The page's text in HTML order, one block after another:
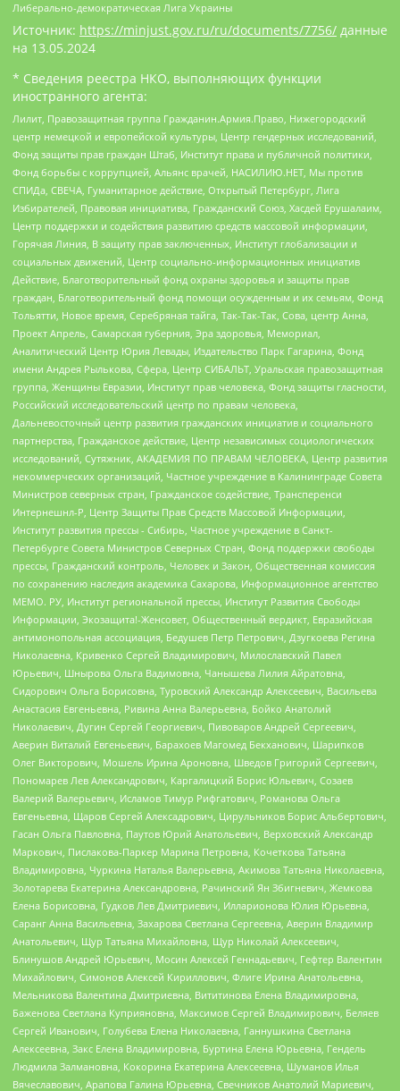
Либерально-демократическая Лига Украины
Источник: https://minjust.gov.ru/ru/documents/7756/ данные
на 13.05.2024
* Сведения реестра НКО, выполняющих функции
иностранного агента:
Лилит, Правозащитная группа Гражданин.Армия.Право, Нижегородский
центр немецкой и европейской культуры, Центр гендерных исследований,
Фонд защиты прав граждан Штаб, Институт права и публичной политики,
Фонд борьбы с коррупцией, Альянс врачей, НАСИЛИЮ.НЕТ, Мы против
СПИДа, СВЕЧА, Гуманитарное действие, Открытый Петербург, Лига
Избирателей, Правовая инициатива, Гражданский Союз, Хасдей Ерушалаим,
Центр поддержки и содействия развитию средств массовой информации,
Горячая Линия, В защиту прав заключенных, Институт глобализации и
социальных движений, Центр социально-информационных инициатив
Действие, Благотворительный фонд охраны здоровья и защиты прав
граждан, Благотворительный фонд помощи осужденным и их семьям, Фонд
Тольятти, Новое время, Серебряная тайга, Так-Так-Так, Сова, центр Анна,
Проект Апрель, Самарская губерния, Эра здоровья, Мемориал,
Аналитический Центр Юрия Левады, Издательство Парк Гагарина, Фонд
имени Андрея Рылькова, Сфера, Центр СИБАЛЬТ, Уральская правозащитная
группа, Женщины Евразии, Институт прав человека, Фонд защиты гласности,
Российский исследовательский центр по правам человека,
Дальневосточный центр развития гражданских инициатив и социального
партнерства, Гражданское действие, Центр независимых социологических
исследований, Сутяжник, АКАДЕМИЯ ПО ПРАВАМ ЧЕЛОВЕКА, Центр развития
некоммерческих организаций, Частное учреждение в Калининграде Совета
Министров северных стран, Гражданское содействие, Трансперенси
Интернешнл-Р, Центр Защиты Прав Средств Массовой Информации,
Институт развития прессы - Сибирь, Частное учреждение в Санкт-
Петербурге Совета Министров Северных Стран, Фонд поддержки свободы
прессы, Гражданский контроль, Человек и Закон, Общественная комиссия
по сохранению наследия академика Сахарова, Информационное агентство
МЕМО. РУ, Институт региональной прессы, Институт Развития Свободы
Информации, Экозащита!-Женсовет, Общественный вердикт, Евразийская
антимонопольная ассоциация, Бедушев Петр Петрович, Дзугкоева Регина
Николаевна, Кривенко Сергей Владимирович, Милославский Павел
Юрьевич, Шнырова Ольга Вадимовна, Чанышева Лилия Айратовна,
Сидорович Ольга Борисовна, Туровский Александр Алексеевич, Васильева
Анастасия Евгеньевна, Ривина Анна Валерьевна, Бойко Анатолий
Николаевич, Дугин Сергей Георгиевич, Пивоваров Андрей Сергеевич,
Аверин Виталий Евгеньевич, Барахоев Магомед Бекханович, Шарипков
Олег Викторович, Мошель Ирина Ароновна, Шведов Григорий Сергеевич,
Пономарев Лев Александрович, Каргалицкий Борис Юльевич, Созаев
Валерий Валерьевич, Исламов Тимур Рифгатович, Романова Ольга
Евгеньевна, Щаров Сергей Алексадрович, Цирульников Борис Альбертович,
Гасан Ольга Павловна, Паутов Юрий Анатольевич, Верховский Александр
Маркович, Пислакова-Паркер Марина Петровна, Кочеткова Татьяна
Владимировна, Чуркина Наталья Валерьевна, Акимова Татьяна Николаевна,
Золотарева Екатерина Александровна, Рачинский Ян Збигневич, Жемкова
Елена Борисовна, Гудков Лев Дмитриевич, Илларионова Юлия Юрьевна,
Саранг Анна Васильевна, Захарова Светлана Сергеевна, Аверин Владимир
Анатольевич, Щур Татьяна Михайловна, Щур Николай Алексеевич,
Блинушов Андрей Юрьевич, Мосин Алексей Геннадьевич, Гефтер Валентин
Михайлович, Симонов Алексей Кириллович, Флиге Ирина Анатольевна,
Мельникова Валентина Дмитриевна, Вититинова Елена Владимировна,
Баженова Светлана Куприяновна, Максимов Сергей Владимирович, Беляев
Сергей Иванович, Голубева Елена Николаевна, Ганнушкина Светлана
Алексеевна, Закс Елена Владимировна, Буртина Елена Юрьевна, Гендель
Людмила Залмановна, Кокорина Екатерина Алексеевна, Шуманов Илья
Вячеславович, Арапова Галина Юрьевна, Свечников Анатолий Мариевич,